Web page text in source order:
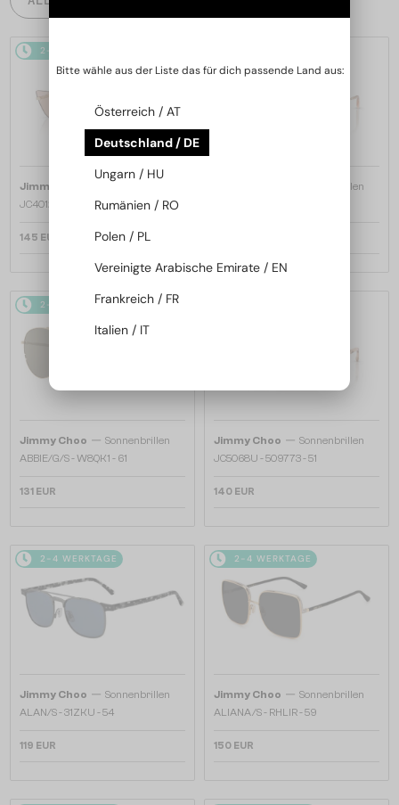
2-4 WERKTAGE
Jimmy Choo
JC4012 - 300613 - 60
145 EUR
Sonnenbrillen
2-4 WERKTAGE
Jimmy Choo — Sonnenbrillen
ABBIE/G/S - W8QK1 - 61
131 EUR
Jimmy Choo — Sonnenbrillen
JC5068U - 509773 - 51
140 EUR
2-4 WERKTAGE
Jimmy Choo — Sonnenbrillen
ALAN/S - 31ZKU - 54
119 EUR
2-4 WERKTAGE
Jimmy Choo — Sonnenbrillen
ALIANA/S - RHLIR - 59
150 EUR
Bitte wähle aus der Liste das für dich passende Land aus:
Österreich / AT
Deutschland / DE
Ungarn / HU
Rumänien / RO
Polen / PL
Vereinigte Arabische Emirate / EN
Frankreich / FR
Italien / IT